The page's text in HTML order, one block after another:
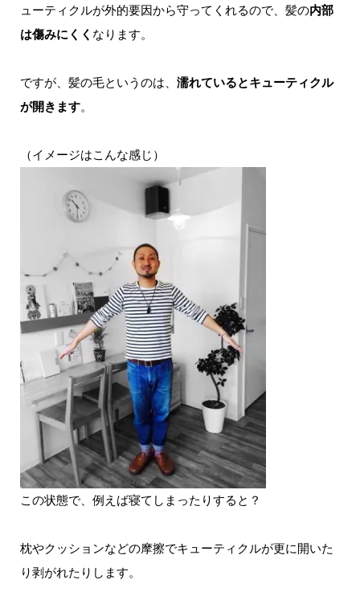
ューティクルが外的要因から守ってくれるので、髪の内部
は傷みにくく なります。
ですが、髪の毛というのは、 濡れているとキューティクル
が開きます。
（イメージはこんな感じ）
この状態で、例えば寝てしまったりすると？
枕やクッションなどの摩擦でキューティクルが更に開いた
り剥がれたりします。